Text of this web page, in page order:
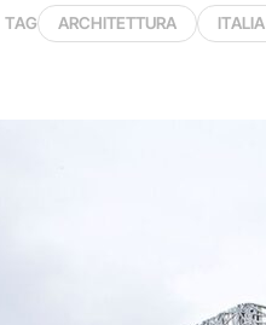
TAG ARCHITETTURA ITALIA